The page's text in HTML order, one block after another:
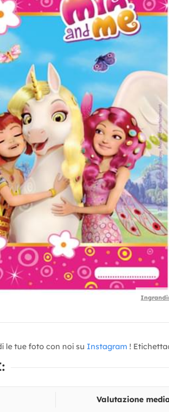
le tue foto con noi su Instagram !
Valutazione